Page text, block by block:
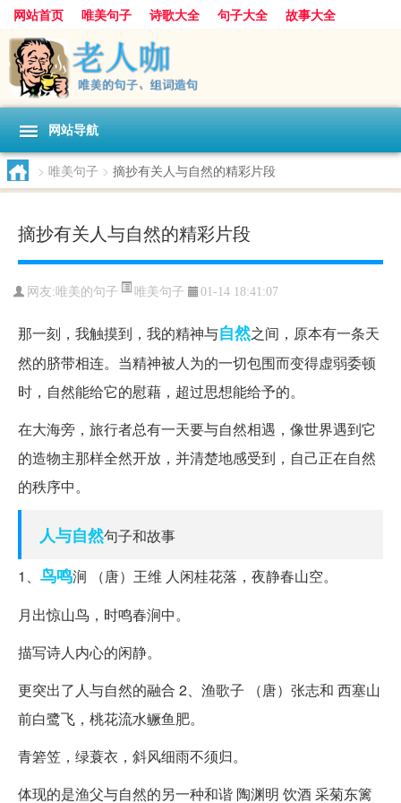
网站首页 唯美句子 诗歌大全 句子大全
故事大全
人生感悟
其他美文 美文欣赏
感人故事
句子分类
网站导航
> 唯美句子 > 摘抄有关人与自然的精彩片段
摘抄有关人与自然的精彩片段
网友: 唯美的句子 唯美句子 01-14 18:41:07
那一刻，我触摸到，我的精神与自然之间，原本有一条天
然的脐带相连。当精神被人为的一切包围而变得虚弱委顿
时，自然能给它的慰藉，超过思想能给予的。
在大海旁，旅行者总有一天要与自然相遇，像世界遇到它
的造物主那样全然开放，并清楚地感受到，自己正在自然
的秩序中。
人与自然句子和故事
1、 鸟鸣涧 （唐）王维 人闲桂花落，夜静春山空。
月出惊山鸟，时鸣春涧中。
描写诗人内心的闲静。
更突出了人与自然的融合 2、渔歌子 （唐）张志和 西塞山
前白鹭飞，桃花流水鳜鱼肥。
青箬笠，绿蓑衣，斜风细雨不须归。
体现的是渔父与自然的另一种和谐 陶渊明 饮酒 采菊东篱